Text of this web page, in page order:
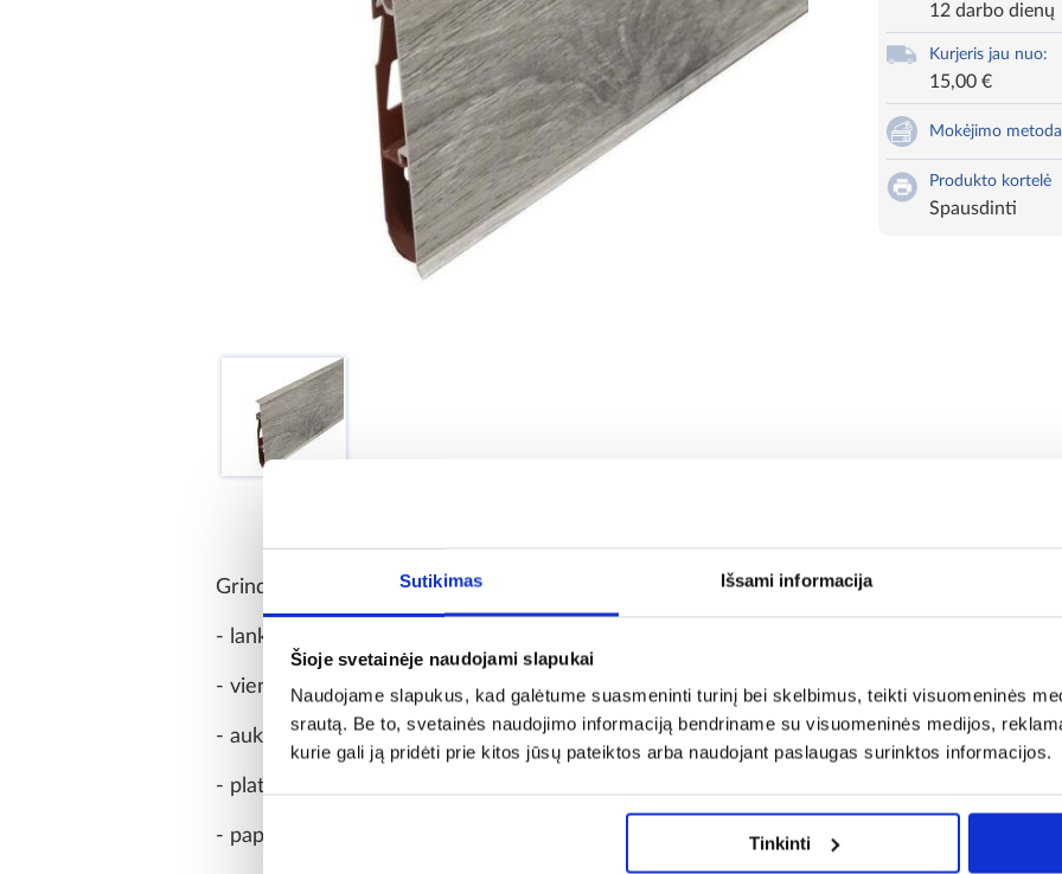
Sutikimas Išsami informacija
Šioje svetainėje naudojami slapukai
Naudojame slapukus, kad galėtume suasmeninti turinį bei skelbimus, teikti visuomeninės
srautą. Be to, svetainės naudojimo informaciją bendriname su visuomeninės medijos,
kurie gali ją pridėti prie kitos jūsų pateiktos arba naudojant paslaugas surinktos informacijos.
Tinkinti
12 darbo dienų
Kurjeris jau nuo:
15,00 €
Mokėjimo
Produkto kortelė
Spausdinti
Grindjuostė turi:
- lanksčią apatinę ir viršutinę briauną - prisitaiko prie nedidelių sienų ir grindų nelygumų,
- vientisa, lygi struktūra,
- aukštas profilis - daug vietos kabeliams paslėpti,
- plati apdailos priedų sistema,
- paprasta montavimo ir nuėmimo sistema,